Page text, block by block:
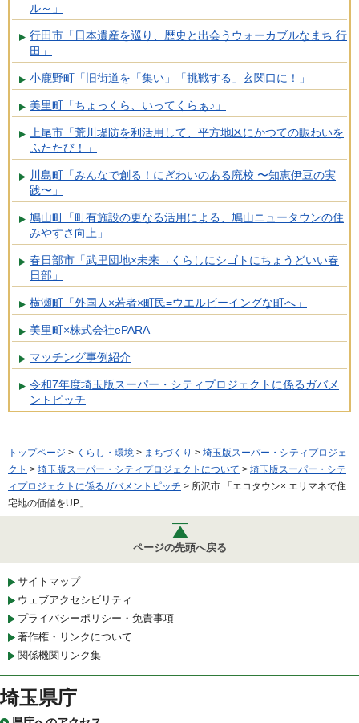
ル～」
行田市「日本遺産を巡り、歴史と出会うウォーカブルなまち 行
田」
小鹿野町「旧街道を「集い」「挑戦する」玄関口に！」
美里町「ちょっくら、いってくらぁ♪」
上尾市「荒川堤防を利活用して、平方地区にかつての賑わいを
ふたたび！」
川島町「みんなで創る！にぎわいのある廃校 〜知恵伊豆の実
践〜」
鳩山町「町有施設の更なる活用による、鳩山ニュータウンの住
みやすさ向上」
春日部市「武里団地×未来→くらしにシゴトにちょうどいい春
日部」
横瀬町「外国人×若者×町民=ウエルビーイングな町へ」
美里町×株式会社ePARA
マッチング事例紹介
令和7年度埼玉版スーパー・シティプロジェクトに係るガバメ
ントピッチ
トップページ > くらし・環境 > まちづくり > 埼玉版スーパー・シティプロジェ
クト > 埼玉版スーパー・シティプロジェクトについて > 埼玉版スーパー・シテ
ィプロジェクトに係るガバメントピッチ > 所沢市 「エコタウン× エリマネで住
宅地の価値をUP」
ページの先頭へ戻る
サイトマップ
ウェブアクセシビリティ
プライバシーポリシー・免責事項
著作権・リンクについて
関係機関リンク集
埼玉県庁